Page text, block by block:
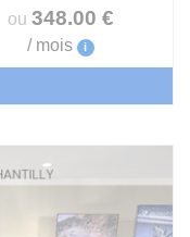
ou 348.00 €
/ mois i